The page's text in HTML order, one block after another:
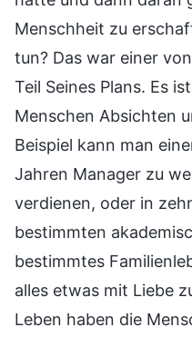
Menschheit zu
tun? Das war einer
Teil Seines Plans. Es
Menschen Absichten
Beispiel kann man
Jahren Manager zu
verdienen, oder in
bestimmten
bestimmtes
alles etwas mit Liebe
Leben haben die